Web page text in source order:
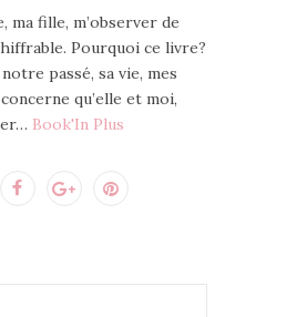
ma fille, m’observer de
Pourquoi ce livre?
passé, sa vie, mes
qu’elle et moi,
Book'In Plus